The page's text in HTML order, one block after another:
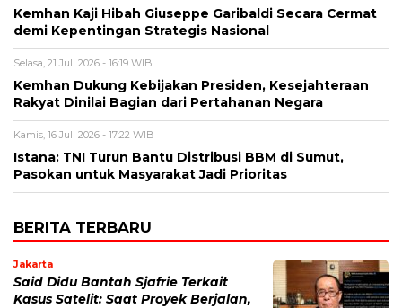
Kemhan Kaji Hibah Giuseppe Garibaldi Secara Cermat
demi Kepentingan Strategis Nasional
Selasa, 21 Juli 2026 - 16:19 WIB
Kemhan Dukung Kebijakan Presiden, Kesejahteraan
Rakyat Dinilai Bagian dari Pertahanan Negara
Kamis, 16 Juli 2026 - 17:22 WIB
Istana: TNI Turun Bantu Distribusi BBM di Sumut,
Pasokan untuk Masyarakat Jadi Prioritas
BERITA TERBARU
Jakarta
Said Didu Bantah Sjafrie Terkait
Kasus Satelit: Saat Proyek Berjalan,